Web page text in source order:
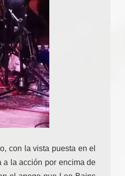
con la vista puesta en el
la acción por encima de